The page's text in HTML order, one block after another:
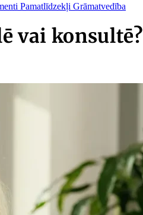
Pamatlīdzekļi Grāmatvedība
vai konsultē?